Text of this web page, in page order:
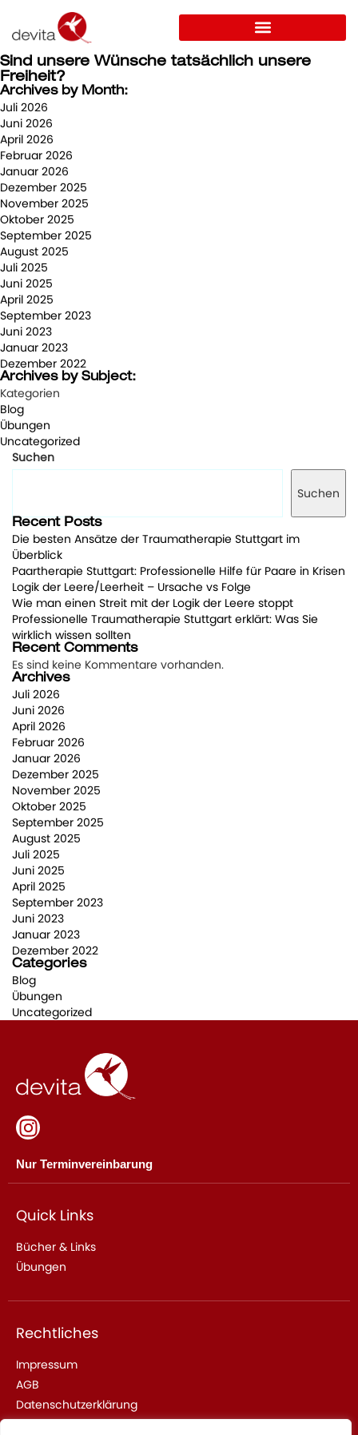
Sind unsere Wünsche tatsächlich unsere
Freiheit?
Archives by Month:
Juli 2026
Juni 2026
April 2026
Februar 2026
Januar 2026
Dezember 2025
November 2025
Oktober 2025
September 2025
August 2025
Juli 2025
Juni 2025
April 2025
September 2023
Juni 2023
Januar 2023
Dezember 2022
Archives by Subject:
Kategorien
Blog
Übungen
Uncategorized
Suchen
Suchen
Recent Posts
Die besten Ansätze der Traumatherapie Stuttgart im
Überblick
Paartherapie Stuttgart: Professionelle Hilfe für Paare in Krisen
Logik der Leere/Leerheit – Ursache vs Folge
Wie man einen Streit mit der Logik der Leere stoppt
Professionelle Traumatherapie Stuttgart erklärt: Was Sie
wirklich wissen sollten
Recent Comments
Es sind keine Kommentare vorhanden.
Archives
Juli 2026
Juni 2026
April 2026
Februar 2026
Januar 2026
Dezember 2025
November 2025
Oktober 2025
September 2025
August 2025
Juli 2025
Juni 2025
April 2025
September 2023
Juni 2023
Januar 2023
Dezember 2022
Categories
Blog
Übungen
Uncategorized
Nur Terminvereinbarung
Quick Links
Bücher & Links
Übungen
Rechtliches
Impressum
AGB
Datenschutzerklärung